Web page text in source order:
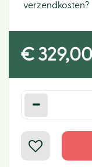
verzendkosten?
€ 329,00